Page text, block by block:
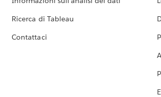
Ricerca di Tableau
Contattaci